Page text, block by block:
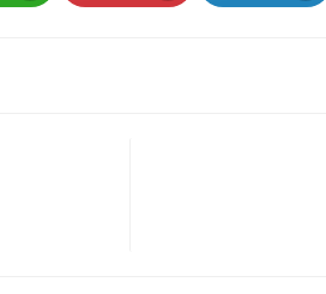
LinkedIn
Pinterest